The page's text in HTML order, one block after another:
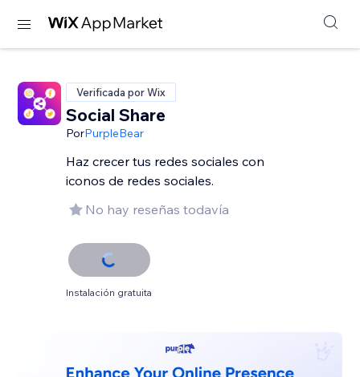
Verificada por Wix
Social Share
PorPurpleBear
Haz crecer tus redes sociales con
iconos de redes sociales.
No hay reseñas todavía
Instalación gratuita